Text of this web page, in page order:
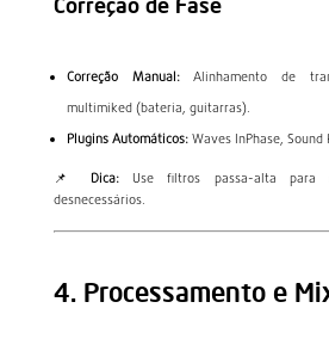
Correção Manual:Alinhamento de
multimiked (bateria, guitarras).
Plugins Automáticos:Waves InPhase,
📌 Dica:Use filtros passa-alta para
desnecessários.
4. Processamento e